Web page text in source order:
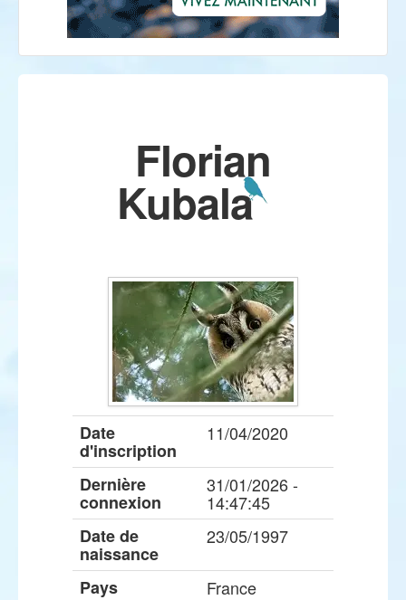
Florian
Kubala
Date
d'inscription
11/04/2020
Dernière
connexion
31/01/2026 -
14:47:45
Date de
naissance
23/05/1997
Pays France